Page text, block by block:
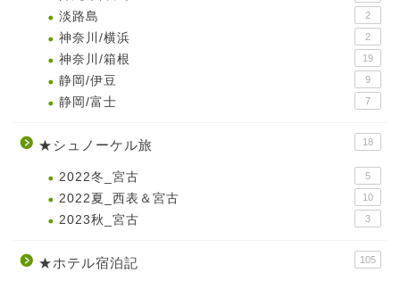
淡路島 2
神奈川/横浜 2
神奈川/箱根 19
静岡/伊豆 9
静岡/富士 7
★シュノーケル旅 18
2022冬_宮古 5
2022夏_西表＆宮古 10
2023秋_宮古 3
★ホテル宿泊記 105